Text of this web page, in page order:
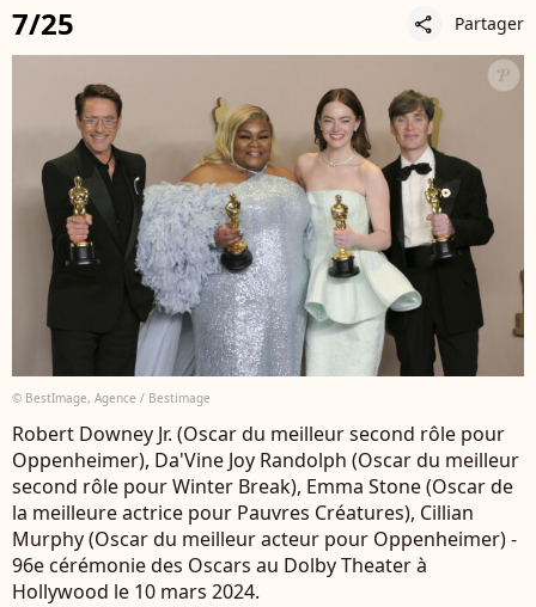
7/25 share Partager
© BestImage, Agence / Bestimage
Robert Downey Jr. (Oscar du meilleur second rôle pour
Oppenheimer), Da'Vine Joy Randolph (Oscar du meilleur
second rôle pour Winter Break), Emma Stone (Oscar de
la meilleure actrice pour Pauvres Créatures), Cillian
Murphy (Oscar du meilleur acteur pour Oppenheimer) -
96e cérémonie des Oscars au Dolby Theater à
Hollywood le 10 mars 2024.